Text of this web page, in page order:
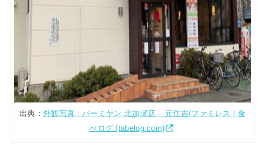
出典： 外観写真 : バーミヤン 北加瀬店 – 元住吉/ファミレス | 食
べログ (tabelog.com)